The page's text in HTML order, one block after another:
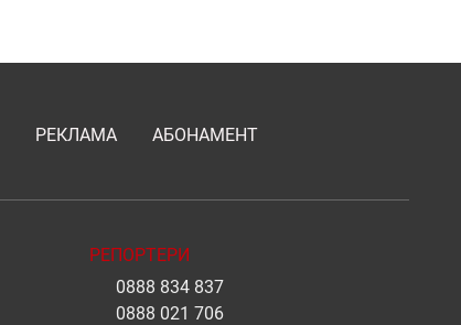
РЕКЛАМА АБОНАМЕНТ
РЕПОРТЕРИ
0888 834 837
0888 021 706